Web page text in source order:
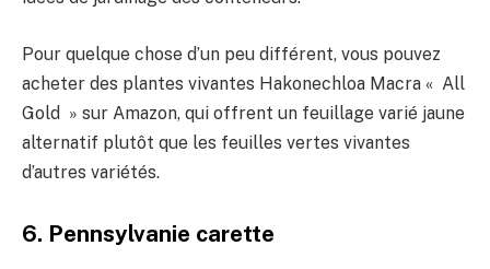
Pour quelque chose d’un peu différent, vous pouvez
acheter des plantes vivantes Hakonechloa Macra « All
Gold » sur Amazon, qui offrent un feuillage varié jaune
alternatif plutôt que les feuilles vertes vivantes
d’autres variétés.
6. Pennsylvanie carette